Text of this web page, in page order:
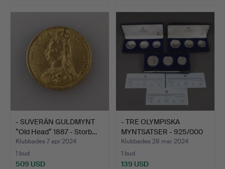
- SUVERÄN GULDMYNT
”Old Head” 1887 - Storb…
Klubbades 7 apr 2024
1 bud
509 USD
- TRE OLYMPISKA
MYNTSATSER - 925/000
silve…
Klubbades 28 mar 2024
1 bud
139 USD